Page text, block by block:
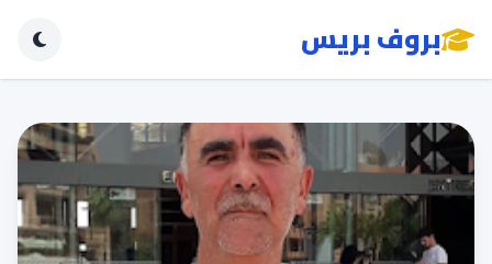
بروف بريس